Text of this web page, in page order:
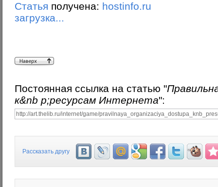
Статья получена: hostinfo.ru
загрузка...
Постоянная ссылка на статью "
к&nb p;ресурсам Интернета":
Рассказать другу